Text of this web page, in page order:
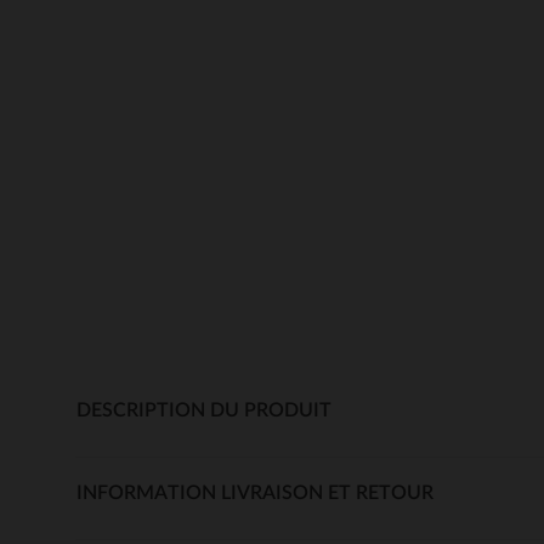
DESCRIPTION DU PRODUIT
INFORMATION LIVRAISON ET RETOUR